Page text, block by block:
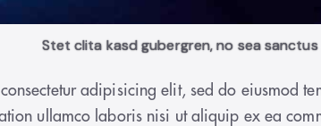
Stet clita kasd gubergren, no sea
adipisicing elit, sed do eiusmod
ullamco laboris nisi ut aliquip ex ea